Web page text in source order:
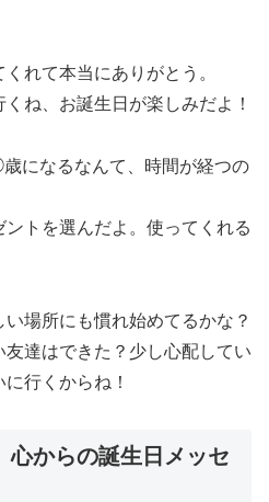
れて本当にありがとう。
ね、お誕生日が楽しみだよ！
になるなんて、時間が経つの
トを選んだよ。使ってくれる
場所にも慣れ始めてるかな？
達はできた？少し心配してい
行くからね！
心からの誕生日メッセ